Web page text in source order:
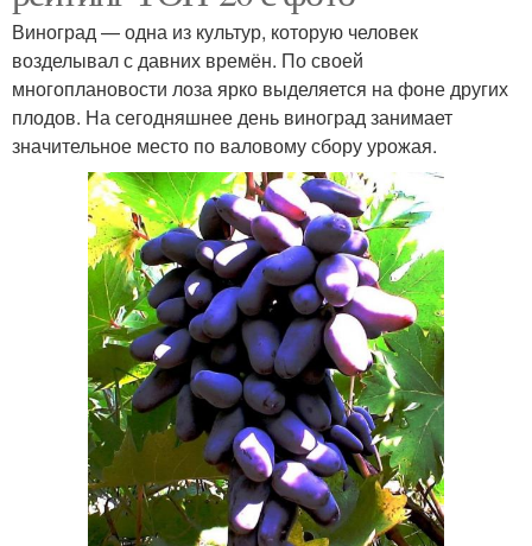
Виноград — одна из культур, которую человек
возделывал с давних времён. По своей
многоплановости лоза ярко выделяется на фоне других
плодов. На сегодняшнее день виноград занимает
значительное место по валовому сбору урожая.